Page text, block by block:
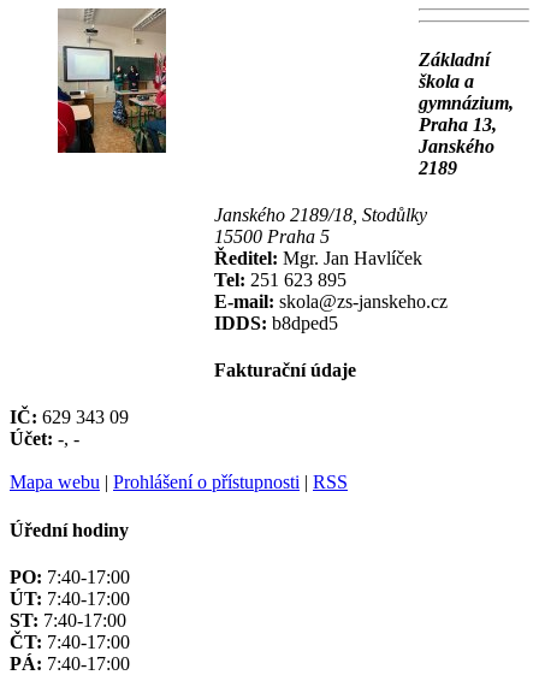
Základní
škola a
gymnázium,
Praha 13,
Janského
2189
Janského 2189/18, Stodůlky
15500 Praha 5
Ředitel: Mgr. Jan Havlíček
Tel: 251 623 895
E-mail: skola@zs-janskeho.cz
IDDS: b8dped5
Fakturační údaje
IČ: 629 343 09
Účet: -, -
Mapa webu Prohlášení o přístupnosti RSS
Úřední hodiny
PO: 7:40-17:00
ÚT: 7:40-17:00
ST: 7:40-17:00
ČT: 7:40-17:00
PÁ: 7:40-17:00